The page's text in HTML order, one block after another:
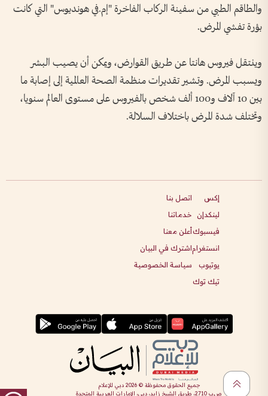
والطاقم الطبي من سفينة الركاب الفاخرة "إم.في هونديوس" التي ⁠كانت
بؤرة تفشي المرض.
وينتقل فيروس هانتا عن طريق القوارض، ويمكن أن يصيب البشر
ويسبب المرض. وتشير تقديرات منظمة الصحة ‌العالمية إلى إصابة ما
بين 10 آلاف ​و100 ألف شخص بالفيروس على مستوى العالم سنويا،
وتختلف شدة المرض باختلاف السلالة.
إكس
لينكدإن
فيسبوك
انستغرام
يوتيوب
تيك توك
اتصل بنا
خدماتنا
أعلن معنا
اشترك في البيان
سياسة الخصوصية
جميع الحقوق محفوظة ©2026 دبي للإعلام
ص.ب 2710، طريق الشيخ زايد، دبي، الإمارات العربية المتحدة